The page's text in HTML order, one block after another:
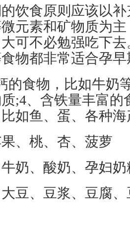
食原则应该以补
元素和矿物质为
可不必勉强吃下
物都非常适合孕
食物，比如牛奶
;4、含铁量丰富的
如鱼、蛋、各种
桃、杏、菠萝
、酸奶、孕妇奶
、豆浆、豆腐、